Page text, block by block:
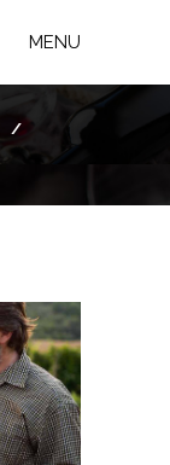
MENU
/